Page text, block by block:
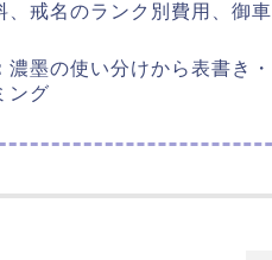
、戒名のランク別費用、御車
濃墨の使い分けから表書き・
ング